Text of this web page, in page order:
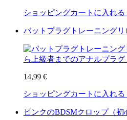
ショッピングカートに入れる
バットプラグトレーニングリ
14,99 €
ショッピングカートに入れる
ピンクのBDSMクロップ（